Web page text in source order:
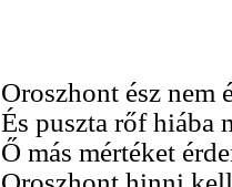
Oroszhont ész nem
És puszta rőf hiába
Ő más mértéket